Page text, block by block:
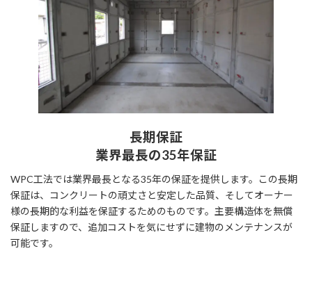
長期保証
業界最長の35年保証
WPC工法では業界最長となる35年の保証を提供します。この長期
保証は、コンクリートの頑丈さと安定した品質、そしてオーナー
様の長期的な利益を保証するためのものです。主要構造体を無償
保証しますので、追加コストを気にせずに建物のメンテナンスが
可能です。